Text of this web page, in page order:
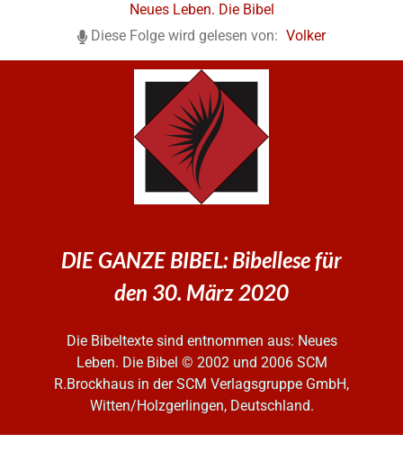
Neues Leben. Die Bibel
Diese Folge wird gelesen von: Volker
DIE GANZE BIBEL: Bibellese für
den 30. März 2020
Die Bibeltexte sind entnommen aus: Neues
Leben. Die Bibel © 2002 und 2006 SCM
R.Brockhaus in der SCM Verlagsgruppe GmbH,
Witten/Holzgerlingen, Deutschland.